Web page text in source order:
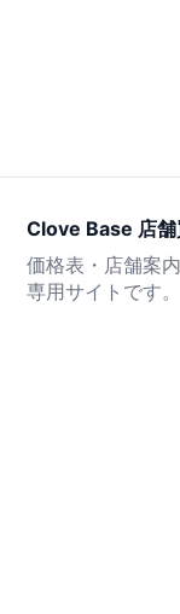
Clove Base 店舗
価格表・店舗案
専用サイトです。